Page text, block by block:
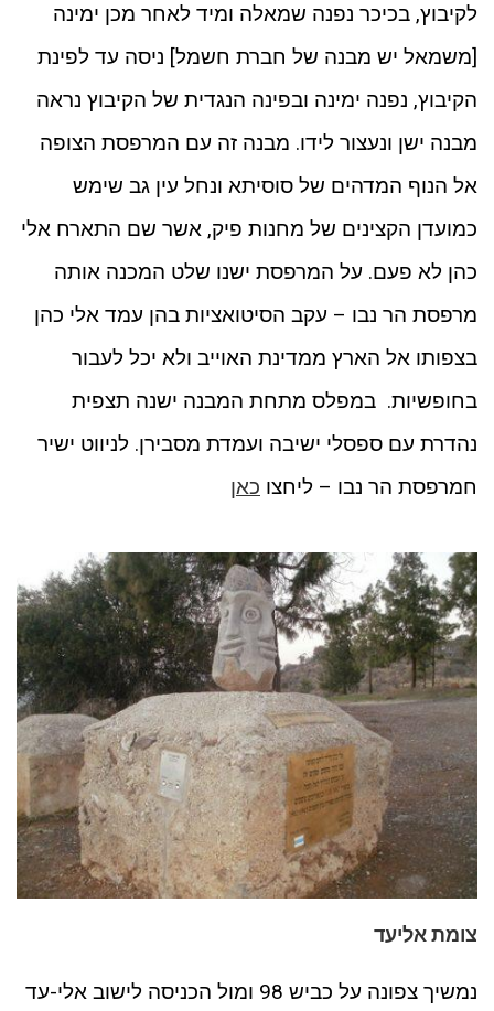
לקיבוץ, בכיכר נפנה שמאלה ומיד לאחר מכן ימינה
[משמאל יש מבנה של חברת חשמל] ניסה עד לפינת
הקיבוץ, נפנה ימינה ובפינה הנגדית של הקיבוץ נראה
מבנה ישן ונעצור לידו. מבנה זה עם המרפסת הצופה
אל הנוף המדהים של סוסיתא ונחל עין גב שימש
כמועדן הקצינים של מחנות פיק, אשר שם התארח אלי
כהן לא פעם. על המרפסת ישנו שלט המכנה אותה
מרפסת הר נבו – עקב הסיטואציות בהן עמד אלי כהן
בצפותו אל הארץ ממדינת האוייב ולא יכל לעבור
בחופשיות. במפלס מתחת המבנה ישנה תצפית
נהדרת עם ספסלי ישיבה ועמדת מסבירן. לניווט ישיר
חמרפסת הר נבו – ליחצו כאן
צומת אליעד
נמשיך צפונה על כביש 98 ומול הכניסה לישוב אלי-עד